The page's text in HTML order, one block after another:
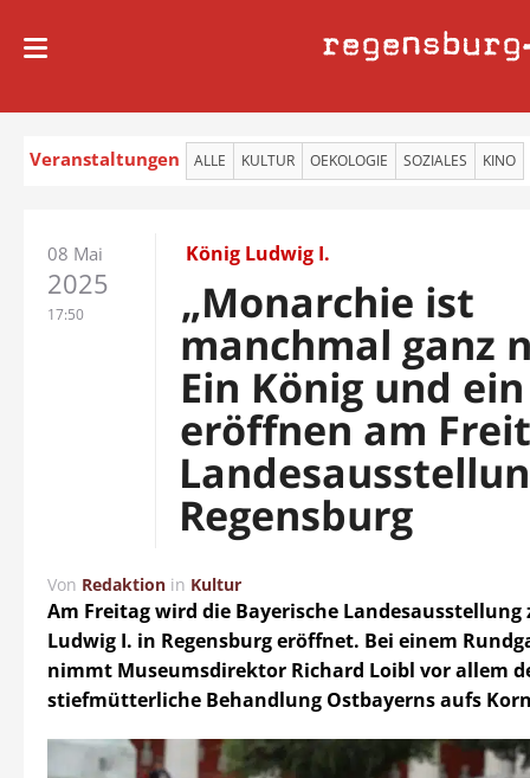
regensburg
Veranstaltungen ALLE KULTUR OEKOLOGIE SOZIALES KINO
08 Mai
2025
17:50
König Ludwig I.
„Monarchie ist
manchmal ganz
Ein König und
eröffnen am
Regensburg
Von Redaktion in Kultur
Am Freitag wird die Bayerische Landesausstellung
Ludwig I. in Regensburg eröffnet. Bei einem
nimmt Museumsdirektor Richard Loibl vor allem
stiefmütterliche Behandlung Ostbayerns aufs